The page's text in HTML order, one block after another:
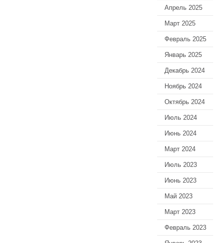
Апрель 2025
Март 2025
Февраль 2025
Январь 2025
Декабрь 2024
Ноябрь 2024
Октябрь 2024
Июль 2024
Июнь 2024
Март 2024
Июль 2023
Июнь 2023
Май 2023
Март 2023
Февраль 2023